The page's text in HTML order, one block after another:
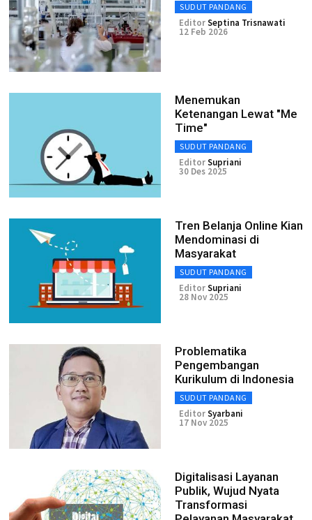
SUDUT PANDANG
EditorSeptina Trisnawati
12 Feb 2026
Menemukan
Ketenangan Lewat "Me
Time"
SUDUT PANDANG
EditorSupriani
30 Des 2025
Tren Belanja Online Kian
Mendominasi di
Masyarakat
SUDUT PANDANG
EditorSupriani
28 Nov 2025
Problematika
Pengembangan
Kurikulum di Indonesia
SUDUT PANDANG
EditorSyarbani
17 Nov 2025
Digitalisasi Layanan
Publik, Wujud Nyata
Transformasi